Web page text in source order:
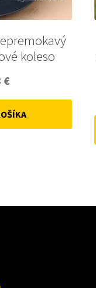
koleso
€
price
is: